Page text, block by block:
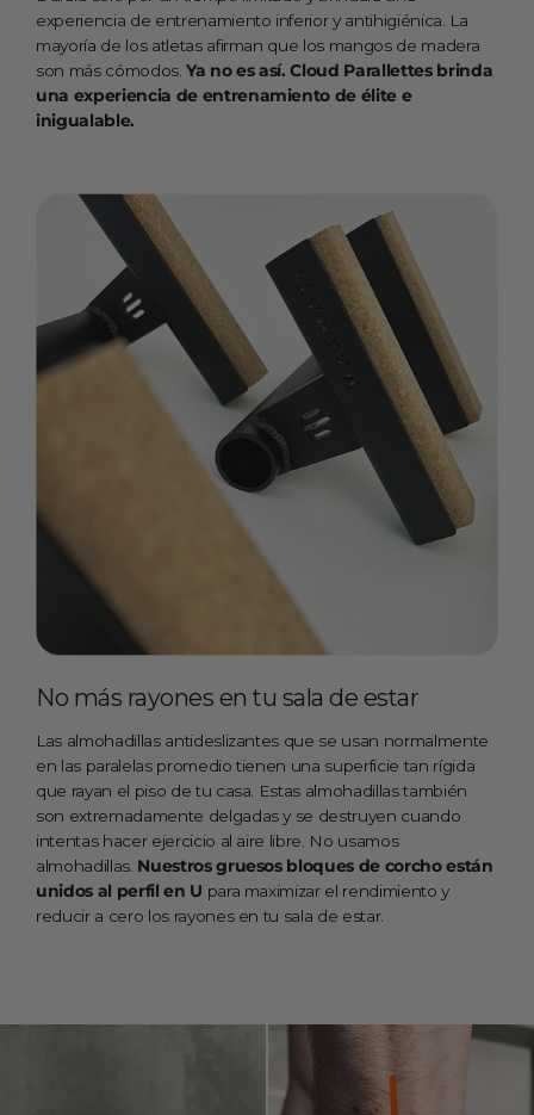
experiencia de entrenamiento inferior y antihigiénica. La
mayoría de los atletas afirman que los mangos de madera
son más cómodos.Ya no es así. Cloud Parallettes brinda
una experiencia de entrenamiento de élite e
inigualable.
No más rayones en tu sala de estar
Las almohadillas antideslizantes que se usan normalmente
en las paralelas promedio tienen una superficie tan rígida
que rayan el piso de tu casa. Estas almohadillas también
son extremadamente delgadas y se destruyen cuando
intentas hacer ejercicio al aire libre. No usamos
almohadillas. Nuestros gruesos bloques de corcho están
unidos al perfil en U para maximizar el rendimiento y
reducir a cero los rayones en tu sala de estar.